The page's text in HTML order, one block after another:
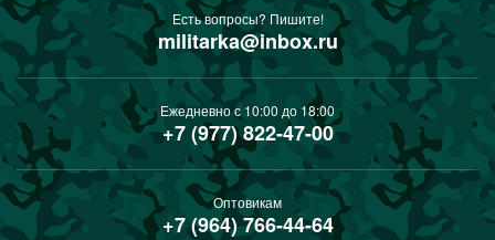
Есть вопросы? Пишите!
militarka@inbox.ru
Ежедневно с 10:00 до 18:00
+7 (977) 822-47-00
Оптовикам
+7 (964) 766-44-64